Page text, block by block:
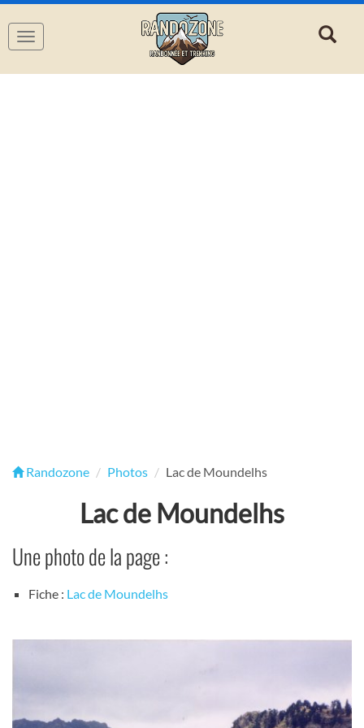
Navigation
Randozone Photos Lac de Moundelhs
Lac de Moundelhs
Une photo de la page :
Fiche : Lac de Moundelhs